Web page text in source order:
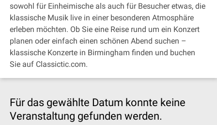
sowohl für Einheimische als auch für Besucher etwas, die
klassische Musik live in einer besonderen Atmosphäre
erleben möchten. Ob Sie eine Reise rund um ein Konzert
planen oder einfach einen schönen Abend suchen –
klassische Konzerte in Birmingham finden und buchen
Sie auf Classictic.com.
Für das gewählte Datum konnte keine
Veranstaltung gefunden werden.